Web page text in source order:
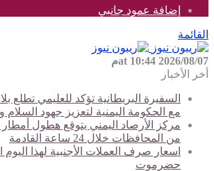
إضافة عمود جانبي
القائمة
2026/08/07 at 10:44م
أخر الأخبار
السفيرة البريطانية تؤكد للعليمي تطلع
مع الحكومة اليمنية لتعزيز جهود السلام
مركز الأرصاد اليمني يتوقع هطول
من المحافظات خلال 24 ساعة القادمة
اسعار صرف العملات الأجنبية لهذا اليوم
حضرموت